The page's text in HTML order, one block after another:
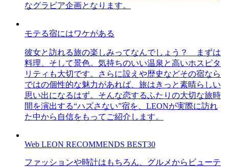
なグラビア企画となります。
モテる宿にはワケがある
彼女と訪れる旅の楽しみってなんでしょう？ まずは
料理、そして景色。気持ちのいい温泉と高いホスピタ
リティも大切です。さらに設えや歴史などその宿なら
ではの個性的な魅力があれば、旅はきっと素晴らしい
思い出になるはず。そんな恋するふたりの大切な旅時
間を演出する“ハズさない”宿を、LEONが実際に訪れ
た中から自信をもってご紹介します。
Web LEON RECOMMENDS BEST30
ファッションや時計はもちろん、グルメからビューテ